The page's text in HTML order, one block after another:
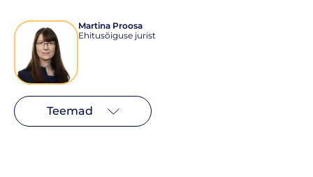
Martina Proosa
Ehitusõiguse jurist
Teemad